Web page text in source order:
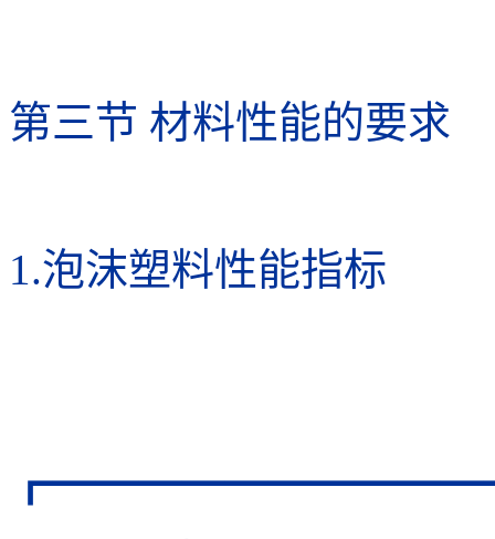
第三节 材料性能的要求
1.泡沫塑料性能指标